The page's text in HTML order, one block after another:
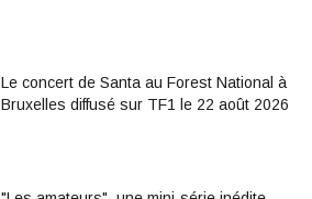
Le concert de Santa au Forest National à
Bruxelles diffusé sur TF1 le 22 août 2026